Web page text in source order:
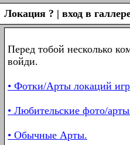
Локация ? | вход в
Перед тобой несколько
войди.
• Фотки/Арты локаций
• Любительские фото/
• Обычные Арты.